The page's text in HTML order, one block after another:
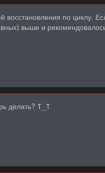
по циклу.
выше и
делать? Т_Т